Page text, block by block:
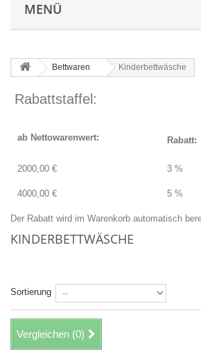
MENÜ
Bettwaren Kinderbettwäsche
Rabattstaffel:
ab Nettowarenwert: Rabatt:
2000,00 € 3 %
4000,00 € 5 %
Der Rabatt wird im Warenkorb automatisch
KINDERBETTWÄSCHE
Sortierung
Vergleichen (0)